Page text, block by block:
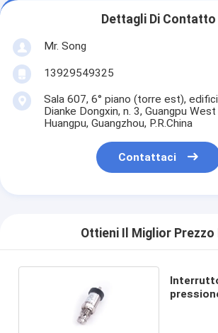
Dettagli Di Contatto
Mr. Song
13929549325
Sala 607, 6° piano (torre est),
Dianke Dongxin, n. 3, Guangpu
Huangpu, Guangzhou, P.R.China
Contattaci
Ottieni Il Miglior Prezzo